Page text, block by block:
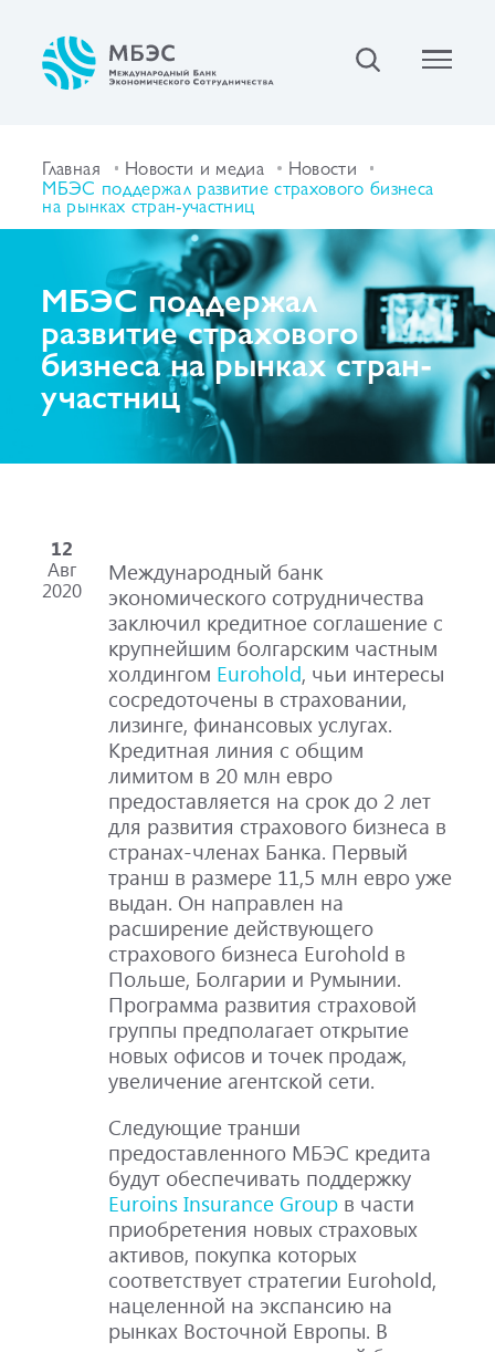
Главная Новости и медиа Новости
МБЭС поддержал развитие страхового бизнеса
на рынках стран-участниц
МБЭС поддержал
развитие страхового
бизнеса на рынках стран-
участниц
12
Авг
2020
Международный банк
экономического сотрудничества
заключил кредитное соглашение с
крупнейшим болгарским частным
холдингом Eurohold, чьи интересы
сосредоточены в страховании,
лизинге, финансовых услугах.
Кредитная линия с общим
лимитом в 20 млн евро
предоставляется на срок до 2 лет
для развития страхового бизнеса в
странах-членах Банка. Первый
транш в размере 11,5 млн евро уже
выдан. Он направлен на
расширение действующего
страхового бизнеса Eurohold в
Польше, Болгарии и Румынии.
Программа развития страховой
группы предполагает открытие
новых офисов и точек продаж,
увеличение агентской сети.
Следующие транши
предоставленного МБЭС кредита
будут обеспечивать поддержку
Euroins Insurance Group в части
приобретения новых страховых
активов, покупка которых
соответствует стратегии Eurohold,
нацеленной на экспансию на
рынках Восточной Европы. В